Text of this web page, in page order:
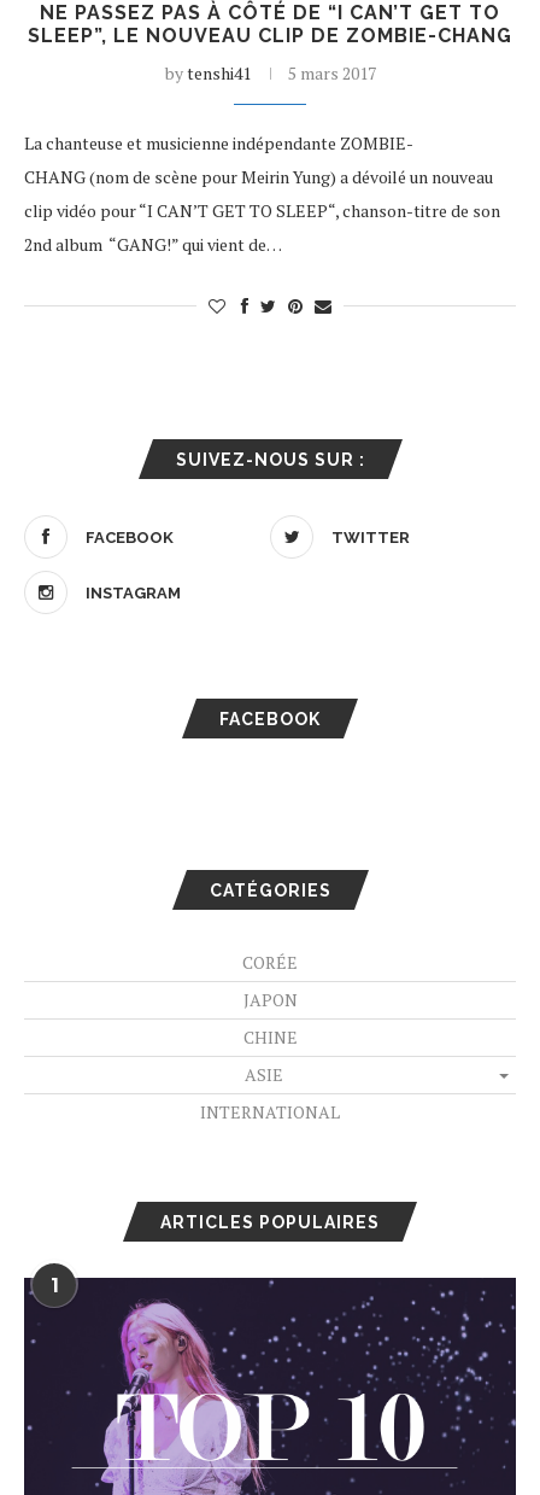
NE PASSEZ PAS À CÔTÉ DE “I CAN’T GET TO
SLEEP”, LE NOUVEAU CLIP DE ZOMBIE-CHANG
bytenshi41 5 mars 2017
La chanteuse et musicienne indépendante ZOMBIE-
CHANG (nom de scène pour Meirin Yung) a dévoilé un nouveau
clip vidéo pour “I CAN’T GET TO SLEEP“, chanson-titre de son
2nd album “GANG!” qui vient de…
SUIVEZ-NOUS SUR :
FACEBOOK TWITTER
INSTAGRAM
FACEBOOK
CATÉGORIES
CORÉE
JAPON
CHINE
ASIE
INTERNATIONAL
ARTICLES POPULAIRES
1